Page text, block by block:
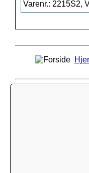
Varenr.: 2215S2,